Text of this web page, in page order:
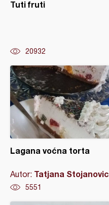
Tuti fruti
20932
Lagana voćna torta
Autor: Tatjana Stojanovic
5551